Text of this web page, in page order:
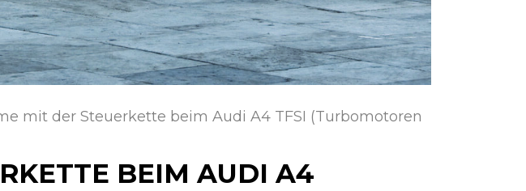
mit der Steuerkette beim Audi A4 TFSI (Turbomotoren
BEIM AUDI A4